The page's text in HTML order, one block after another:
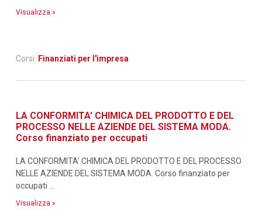
Visualizza »
Corsi: Finanziati per l'impresa
LA CONFORMITA' CHIMICA DEL PRODOTTO E DEL
PROCESSO NELLE AZIENDE DEL SISTEMA MODA.
Corso finanziato per occupati
LA CONFORMITA' CHIMICA DEL PRODOTTO E DEL PROCESSO
NELLE AZIENDE DEL SISTEMA MODA. Corso finanziato per
occupati ...
Visualizza »